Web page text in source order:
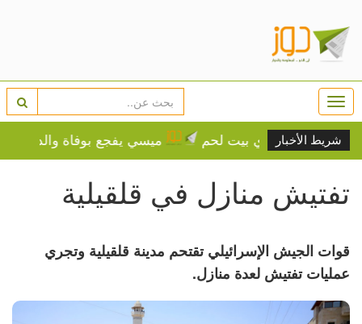
شريط الأخبار
مجلس بلدي بيت لحم ميسي يفجع بوفاة والده خورخي عن 68
تفتيش منازل في قلقيلية
قوات الجيش الإسرائيلي تقتحم مدينة قلقيلية وتجري
عمليات تفتيش لعدة منازل.